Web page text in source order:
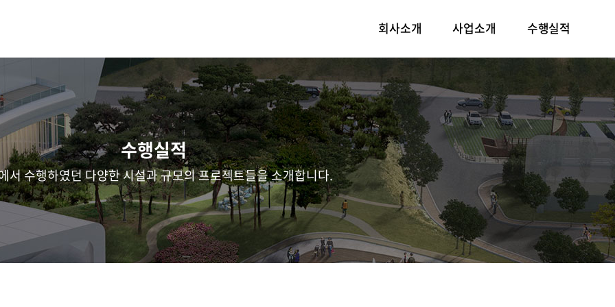
회사소개 사업소개 수행실적
수행실적
서 수행하였던 다양한 시설과 규모의 프로젝트들을 소개합니다.